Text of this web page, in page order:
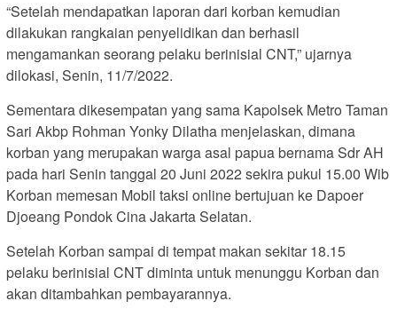
“Setelah mendapatkan laporan dari korban kemudian
dilakukan rangkaian penyelidikan dan berhasil
mengamankan seorang pelaku berinisial CNT,” ujarnya
dilokasi, Senin, 11/7/2022.
Sementara dikesempatan yang sama Kapolsek Metro Taman
Sari Akbp Rohman Yonky Dilatha menjelaskan, dimana
korban yang merupakan warga asal papua bernama Sdr AH
pada hari Senin tanggal 20 Juni 2022 sekira pukul 15.00 Wib
Korban memesan Mobil taksi online bertujuan ke Dapoer
Djoeang Pondok Cina Jakarta Selatan.
Setelah Korban sampai di tempat makan sekitar 18.15
pelaku berinisial CNT diminta untuk menunggu Korban dan
akan ditambahkan pembayarannya.